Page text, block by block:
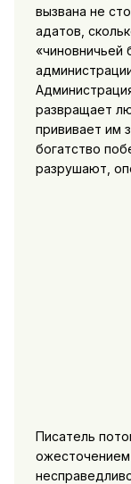
вызвана не
адатов,
«чиновничьей
развращает
прививает им
богатство
разрушают,
Писатель
ожесточением